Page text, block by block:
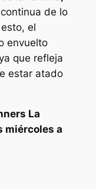
de lo
el
envuelto
que refleja
estar atado
La
miércoles a